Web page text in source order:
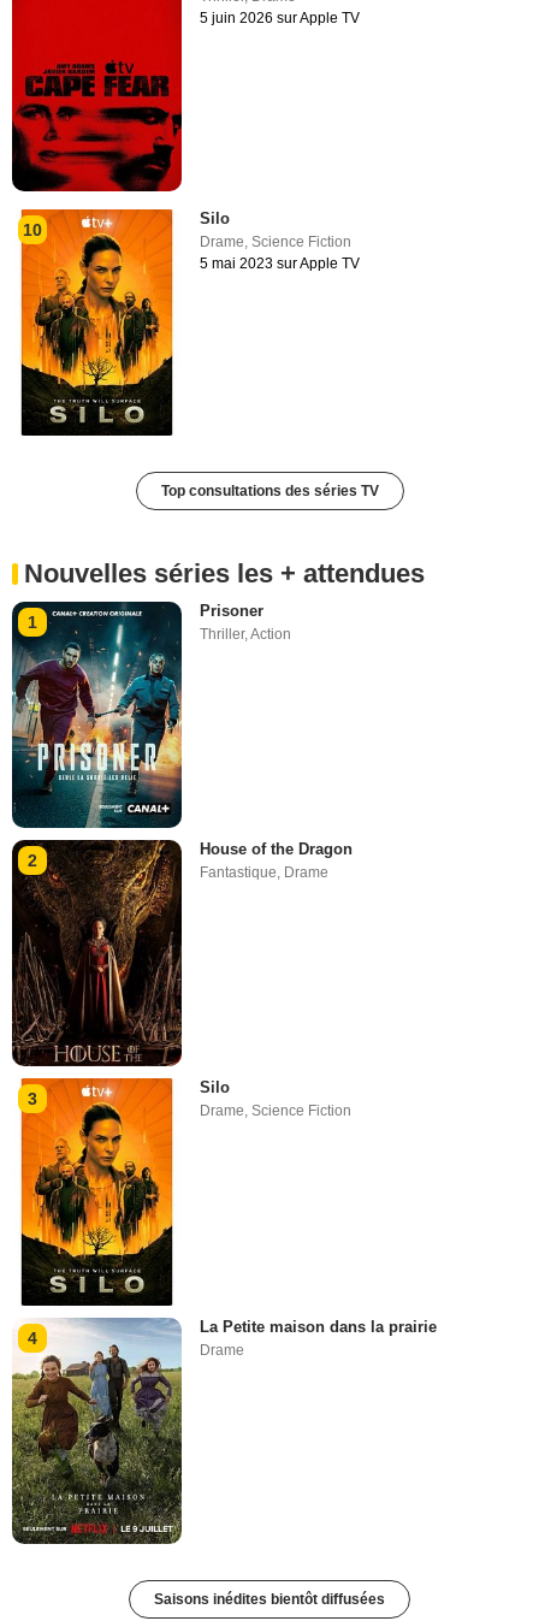
5 juin 2026 sur Apple TV
10
Silo
Drame ,Science Fiction
5 mai 2023 sur Apple TV
Top consultations des séries TV
Nouvelles séries les + attendues
1
Prisoner
Thriller,Action
2
House of the Dragon
Fantastique, Drame
3
Silo
Drame,Science Fiction
4
La Petite maison dans la prairie
Drame
Saisons inédites bientôt diffusées